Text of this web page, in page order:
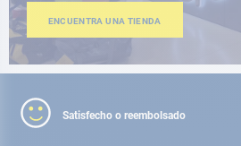
ENCUENTRA UNA TIENDA
Satisfecho o reembolsado